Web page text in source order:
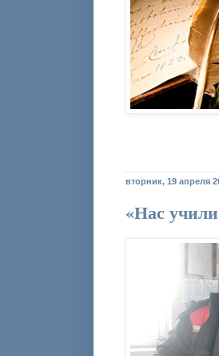
вторник, 19 апреля
«Нас